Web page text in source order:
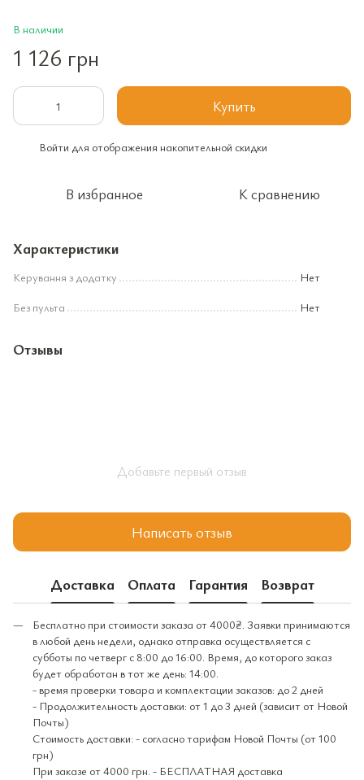
В наличии
1 126 грн
Купить
Войти для отображения накопительной скидки
В избранное К сравнению
Характеристики
Керування з додатку
Нет
Без пульта
Нет
Отзывы
Добавьте первый отзыв
Написать отзыв
Доставка Оплата Гарантия Возврат
Бесплатно при стоимости заказа от 4000₴. Заявки принимаются
в любой день недели, однако отправка осуществляется с
субботы по четверг с 8:00 до 16:00. Время, до которого заказ
будет обработан в тот же день: 14:00.
- время проверки товара и комплектации заказов: до 2 дней
- Продолжительность доставки: от 1 до 3 дней (зависит от Новой
Почты)
Стоимость доставки: - согласно тарифам Новой Почты (от 100
грн)
При заказе от 4000 грн. - БЕСПЛАТНАЯ доставка